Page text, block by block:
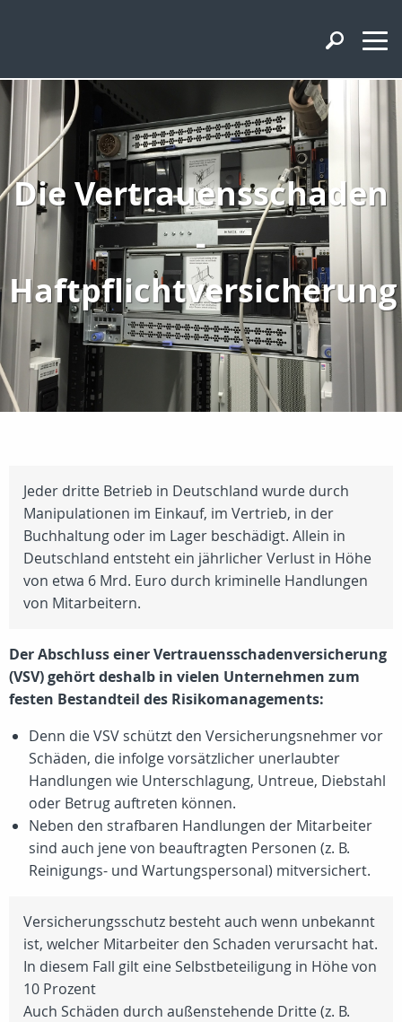
Die Vertrauensschaden
-
Haftpflichtversicherung
Jeder dritte Betrieb in Deutschland wurde durch
Manipulationen im Einkauf, im Vertrieb, in der
Buchhaltung oder im Lager beschädigt. Allein in
Deutschland entsteht ein jährlicher Verlust in Höhe
von etwa 6 Mrd. Euro durch kriminelle Handlungen
von Mitarbeitern.
Der Abschluss einer Vertrauensschadenversicherung
(VSV) gehört deshalb in vielen Unternehmen zum
festen Bestandteil des Risikomanagements:
Denn die VSV schützt den Versicherungsnehmer vor
Schäden, die infolge vorsätzlicher unerlaubter
Handlungen wie Unterschlagung, Untreue, Diebstahl
oder Betrug auftreten können.
Neben den strafbaren Handlungen der Mitarbeiter
sind auch jene von beauftragten Personen (z. B.
Reinigungs- und Wartungspersonal) mitversichert.
Versicherungsschutz besteht auch wenn unbekannt
ist, welcher Mitarbeiter den Schaden verursacht hat.
In diesem Fall gilt eine Selbstbeteiligung in Höhe von
10 Prozent
Auch Schäden durch außenstehende Dritte (z. B.